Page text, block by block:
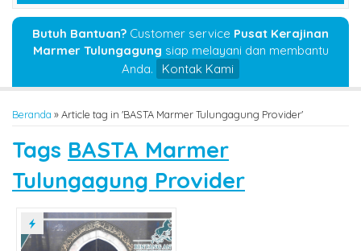
Butuh Bantuan? Customer service Pusat Kerajinan
Marmer Tulungagung siap melayani dan membantu
Anda.
Kontak Kami
Beranda »Article tag in 'BASTA Marmer Tulungagung Provider'
Tags BASTA Marmer
Tulungagung Provider